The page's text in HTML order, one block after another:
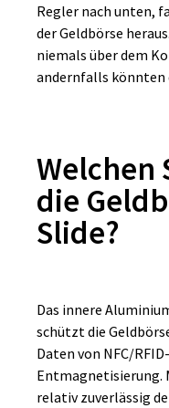
Regler nach unten,
der Geldbörse
niemals über dem
andernfalls könnten
Welchen
die
Slide?
Das innere
schützt die
Daten von NFC/
Entmagnetisierung.
relativ zuverlässig